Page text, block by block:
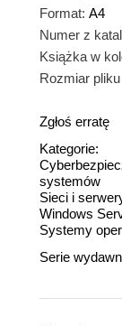
Format: A4
Numer z
Książka w
Rozmiar
Zgłoś erratę
Kategorie:
systemów
Sieci i
Windows
Systemy
Serie